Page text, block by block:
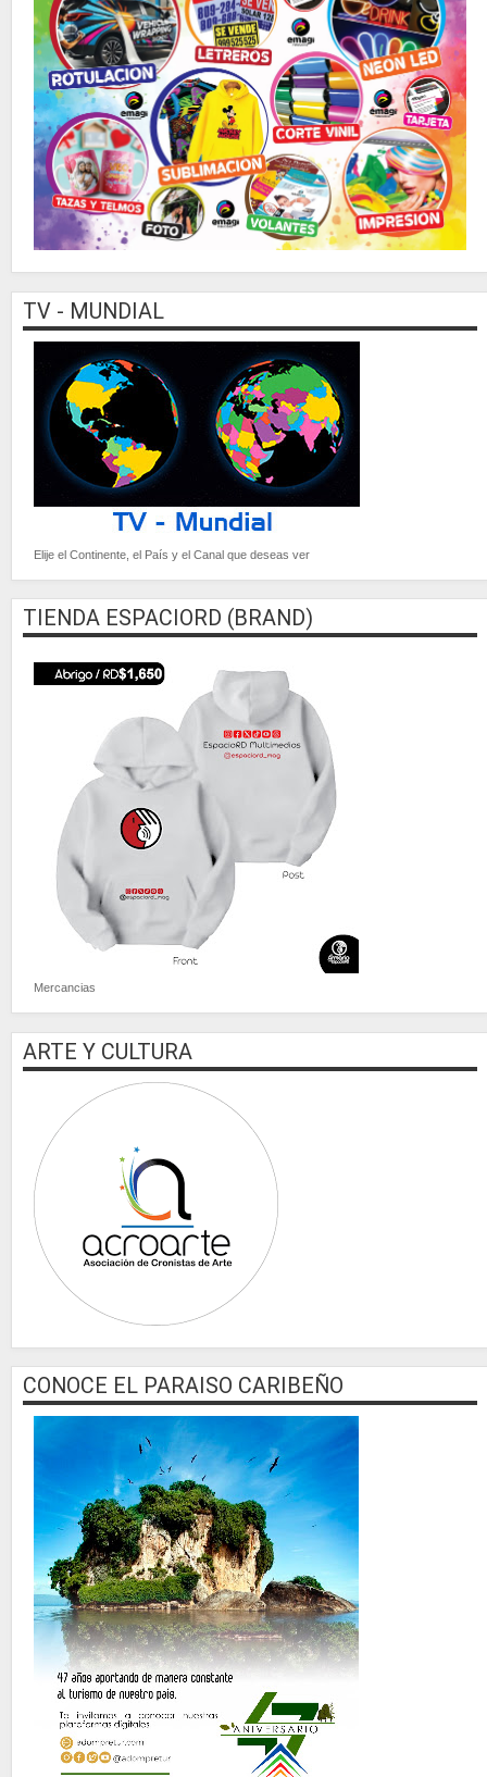
TV - MUNDIAL
Elije el Continente, el País y el Canal que deseas ver
TIENDA ESPACIORD (BRAND)
Mercancias
ARTE Y CULTURA
CONOCE EL PARAISO CARIBEÑO